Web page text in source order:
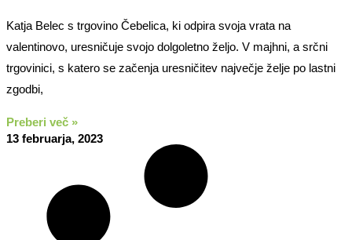
Katja Belec s trgovino Čebelica, ki odpira svoja vrata na
valentinovo, uresničuje svojo dolgoletno željo. V majhni, a srčni
trgovinici, s katero se začenja uresničitev največje želje po lastni
zgodbi,
Preberi več »
13 februarja, 2023